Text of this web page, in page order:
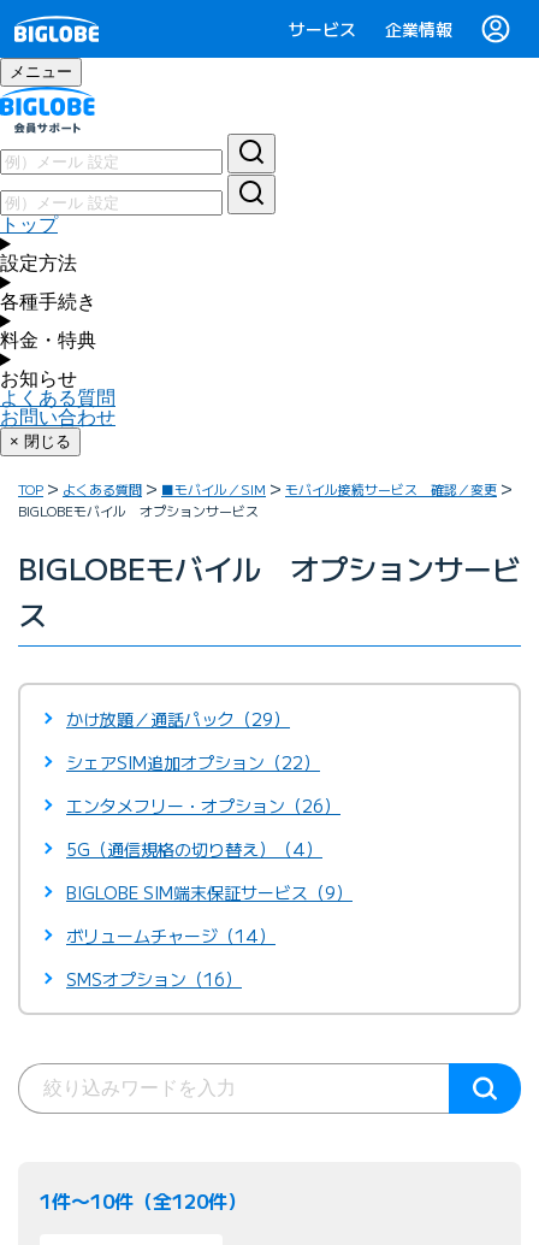
サービス 企業情報
メニュー
トップ
設定方法
各種手続き
料金・特典
お知らせ
よくある質問
お問い合わせ
× 閉じる
TOP よくある質問 ■モバイル／SIM
モバイル接続サービス 確認／変更
BIGLOBEモバイル オプションサービス
BIGLOBEモバイル オプションサービ
ス
かけ放題／通話パック（29）
シェアSIM追加オプション（22）
エンタメフリー・オプション（26）
5G（通信規格の切り替え）（4）
BIGLOBE SIM端末保証サービス（9）
ボリュームチャージ（14）
SMSオプション（16）
1件〜10件（全120件）